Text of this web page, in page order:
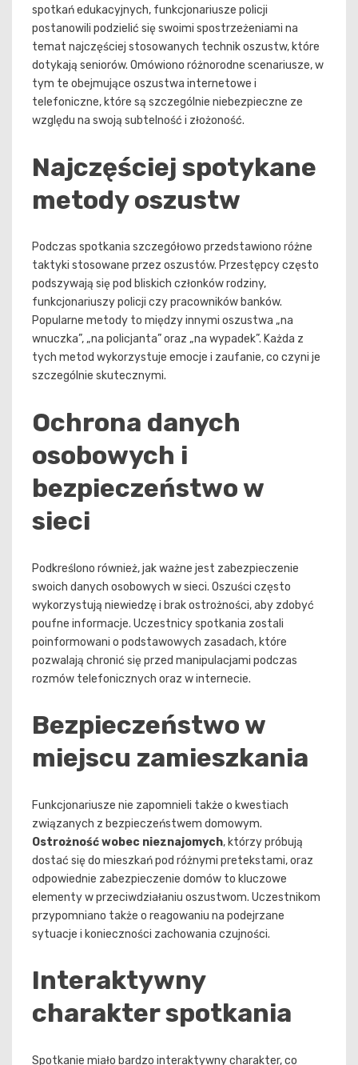
spotkań edukacyjnych, funkcjonariusze policji
postanowili podzielić się swoimi spostrzeżeniami na
temat najczęściej stosowanych technik oszustw, które
dotykają seniorów. Omówiono różnorodne scenariusze, w
tym te obejmujące oszustwa internetowe i
telefoniczne, które są szczególnie niebezpieczne ze
względu na swoją subtelność i złożoność.
Najczęściej spotykane
metody oszustw
Podczas spotkania szczegółowo przedstawiono różne
taktyki stosowane przez oszustów. Przestępcy często
podszywają się pod bliskich członków rodziny,
funkcjonariuszy policji czy pracowników banków.
Popularne metody to między innymi oszustwa „na
wnuczka”, „na policjanta” oraz „na wypadek”. Każda z
tych metod wykorzystuje emocje i zaufanie, co czyni je
szczególnie skutecznymi.
Ochrona danych
osobowych i
bezpieczeństwo w
sieci
Podkreślono również, jak ważne jest zabezpieczenie
swoich danych osobowych w sieci. Oszuści często
wykorzystują niewiedzę i brak ostrożności, aby zdobyć
poufne informacje. Uczestnicy spotkania zostali
poinformowani o podstawowych zasadach, które
pozwalają chronić się przed manipulacjami podczas
rozmów telefonicznych oraz w internecie.
Bezpieczeństwo w
miejscu zamieszkania
Funkcjonariusze nie zapomnieli także o kwestiach
związanych z bezpieczeństwem domowym.
Ostrożność wobec nieznajomych, którzy próbują
dostać się do mieszkań pod różnymi pretekstami, oraz
odpowiednie zabezpieczenie domów to kluczowe
elementy w przeciwdziałaniu oszustwom. Uczestnikom
przypomniano także o reagowaniu na podejrzane
sytuacje i konieczności zachowania czujności.
Interaktywny
charakter spotkania
Spotkanie miało bardzo interaktywny charakter, co